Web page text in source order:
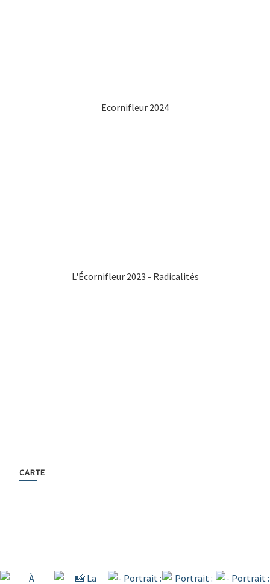
Ecornifleur 2024
L'Écornifleur 2023 - Radicalités
CARTE